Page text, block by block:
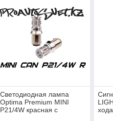
Светодиодная лампа
Optima Premium MINI
P21/4W красная с